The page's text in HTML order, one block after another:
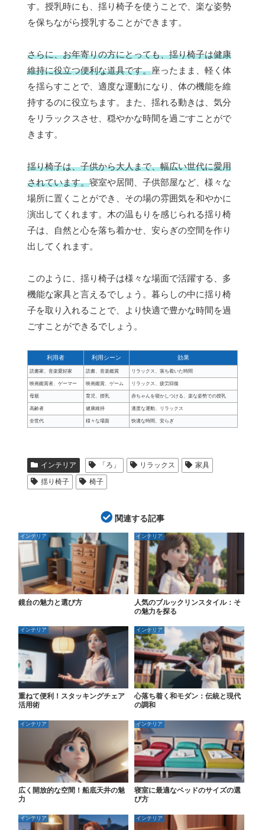
す。授乳時にも、揺り椅子を使うことで、楽な姿勢
を保ちながら授乳することができます。
さらに、お年寄りの方にとっても、揺り椅子は健康
維持に役立つ便利な道具です。座ったまま、軽く体
を揺らすことで、適度な運動になり、体の機能を維
持するのに役立ちます。また、揺れる動きは、気分
をリラックスさせ、穏やかな時間を過ごすことがで
きます。
揺り椅子は、子供から大人まで、幅広い世代に愛用
されています。寝室や居間、子供部屋など、様々な
場所に置くことができ、その場の雰囲気を和やかに
演出してくれます。木の温もりを感じられる揺り椅
子は、自然と心を落ち着かせ、安らぎの空間を作り
出してくれます。
このように、揺り椅子は様々な場面で活躍する、多
機能な家具と言えるでしょう。暮らしの中に揺り椅
子を取り入れることで、より快適で豊かな時間を過
ごすことができるでしょう。
利用者 利用シーン 効果
読書家、音楽愛好家 読書、音楽鑑賞 リラックス、落ち着いた時間
映画鑑賞者、ゲーマー 映画鑑賞、ゲーム リラックス、疲労回復
母親 育児、授乳 赤ちゃんを寝かしつける、楽な姿勢での授乳
高齢者 健康維持 適度な運動、リラックス
全世代 様々な場面 快適な時間、安らぎ
インテリア 「ろ」 リラックス
家具
揺り椅子
椅子
関連する記事
インテリア
鏡台の魅力と選び方
インテリア
人気のブルックリンスタイル：そ
の魅力を探る
インテリア
重ねて便利！スタッキングチェア
活用術
インテリア
心落ち着く和モダン：伝統と現代
の調和
インテリア
広く開放的な空間！船底天井の魅
力
インテリア
寝室に最適なベッドのサイズの選
び方
インテリア インテリア